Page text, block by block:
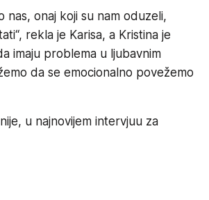
nas, onaj koji su nam oduzeli,
rekla je Karisa, a Kristina je
imaju problema u ljubavnim
da se emocionalno povežemo
u najnovijem intervjuu za